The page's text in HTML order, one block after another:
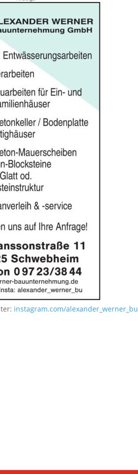
instagram.com/alexander_werner_bu